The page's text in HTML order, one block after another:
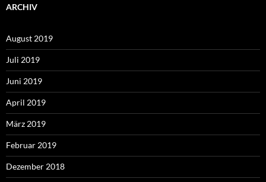
ARCHIV
August 2019
Juli 2019
Juni 2019
April 2019
März 2019
Februar 2019
Dezember 2018